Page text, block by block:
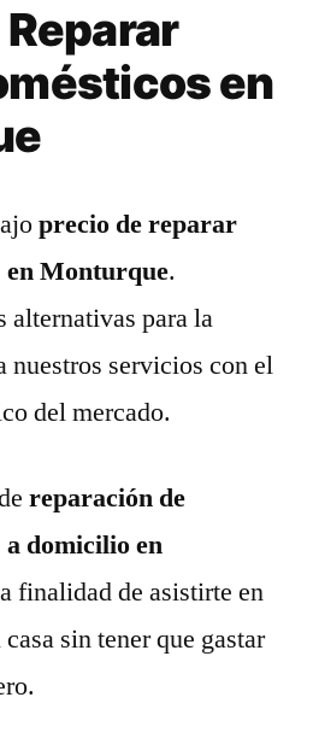
en
precio de reparar
en Monturque.
alternativas para la
nuestros servicios con el
del mercado.
reparación de
domicilio en
finalidad de asistirte en
sin tener que gastar